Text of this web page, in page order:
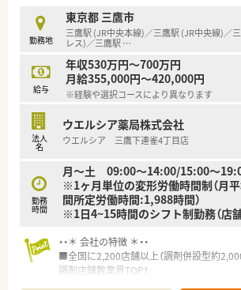
会長や社長は薬剤師です。そのため薬剤師
んだ企業カラー、組織を構築してこられて
従業員の労働環境整備にも配慮があり、年
続休暇制度(取得率96.7％)、有給取得数も平
は全社平均5～15h程度です。
年間50店舗の出店を予定しており、出店に
マネジャーのポジションが多数！
1年以内での薬局長就任へ向けた習熟も実
勤務地
東京都 三鷹市
三鷹駅 (JR中央本線)／三鷹駅 (JR中央線)／
レス)／三鷹駅 …
給与
年収530万円～700万円
月給355,000円～420,000円
※経験や選択コースにより異なります
法人
名
ウエルシア薬局株式会社
ウエルシア 三鷹下連雀4丁目店
勤務
時間
月～土 09:00〜14:00/15:00〜
※1ヶ月単位の変形労働時間制（月
間所定労働時間:1,988時間）
※1日4~15時間のシフト制勤務（店
・・＊ 会社の特徴 ＊・・
■全国に2,200店舗以上（調剤併設型約
調剤店舗数業界TOP！